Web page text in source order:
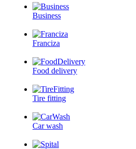
Business
Franciza
Food delivery
Tire fitting
Car wash